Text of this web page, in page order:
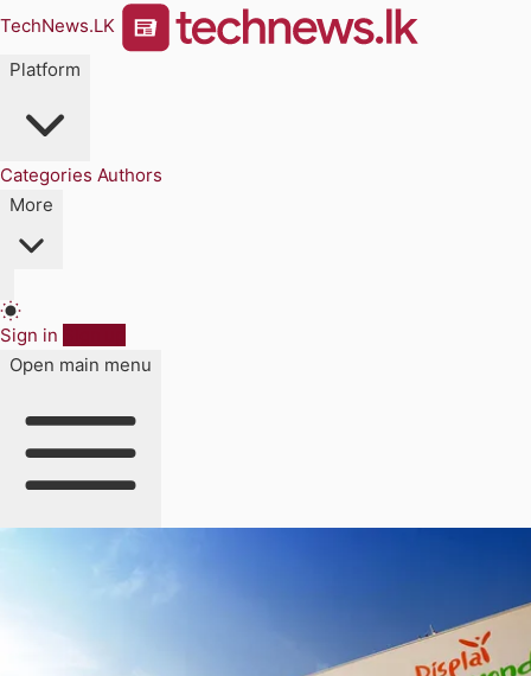
TechNews.LK
Platform
Categories Authors
More
Sign in
Open main menu